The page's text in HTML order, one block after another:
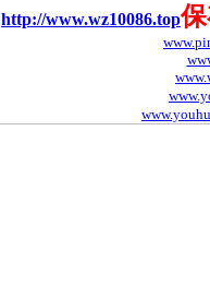
http://www.wz10086.top